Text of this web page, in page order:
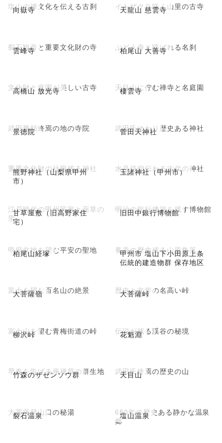
向嶽寺
塩山の禅文化を伝える古刹 天龍山 慈雲寺
イトザクラ咲く山里の古寺
雲峰寺
裂石観音と重要文化財の寺 柏尾山 大善寺
ぶどう寺と呼ばれる名刹
高橋山 放光寺
文化財と庭園が美しい古寺 棲雲寺
天目山に佇む禅寺と名庭園
景徳院
武田勝頼終焉の地の寺院 菅田天神社
武田氏ゆかり歴史ある神社
熊野神社（山梨県甲州
市）
重要文化財の社殿残る神社 玉諸神社（甲州市）
水晶信仰伝わる古代の神社
甘草屋敷（旧高野家住
宅）
江戸時代の甲州民家と薬草の
里
旧田中銀行博物館
明治の銀行建築を残す博物館
柏尾山経塚
甲府盆地を望む平安の聖地
甲州市 塩山下小田原上条
伝統的建造物群 保存地区
養蚕の歴史残る山里集落
大菩薩嶺
富士を望む百名山の絶景 大菩薩峠
歴史と文学の名高い峠
柳沢峠
富士山を望む青梅街道の峠 花魁淵
伝説が残る渓谷の秘境
竹森のザゼンソウ群
早春を告げる座禅草の群生地 天目山
武田氏終焉の歴史の山
裂石温泉
大菩薩登山口の秘湯 塩山温泉
650年の歴史ある静かな温泉
郷